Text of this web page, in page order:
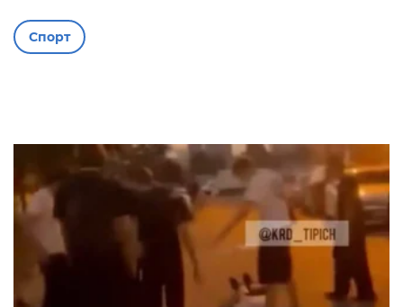
Спорт